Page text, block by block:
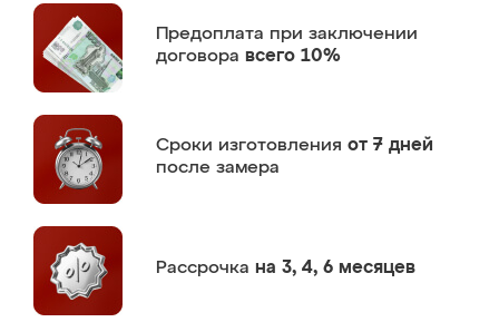
Предоплата при заключении
договора всего 10%
Сроки изготовления от 7 дней
после замера
Рассрочка на 3, 4, 6 месяцев